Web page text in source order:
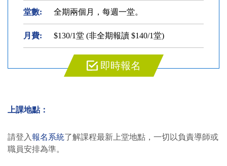
堂數: 全期兩個月，每週一堂。
月費: $130/1堂 (非全期報讀 $140/1堂)
即時報名
上課地點：
請登入報名系統了解課程最新上堂地點，一切以負責導師或
職員安排為準。